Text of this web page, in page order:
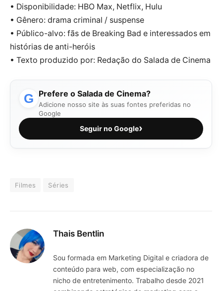
• Disponibilidade: HBO Max, Netflix, Hulu
• Gênero: drama criminal / suspense
• Público-alvo: fãs de Breaking Bad e interessados em
histórias de anti-heróis
• Texto produzido por: Redação do Salada de Cinema
G Prefere o Salada de Cinema?
Adicione nosso site às suas fontes preferidas no
Google
Seguir no Google›
Filmes Séries
Thais Bentlin
Sou formada em Marketing Digital e criadora de
conteúdo para web, com especialização no
nicho de entretenimento. Trabalho desde 2021